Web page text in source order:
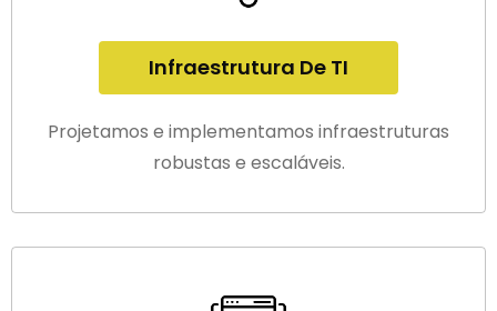
Infraestrutura De TI
Projetamos e implementamos infraestruturas
robustas e escaláveis.